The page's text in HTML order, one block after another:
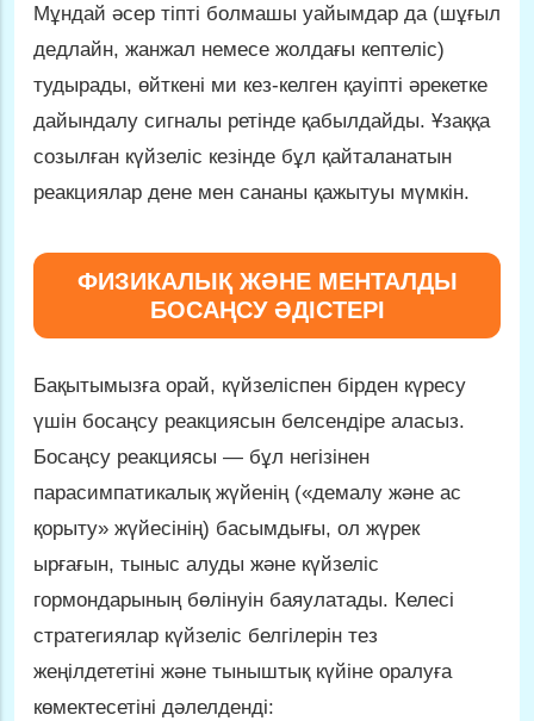
Мұндай әсер тіпті болмашы уайымдар да (шұғыл
дедлайн, жанжал немесе жолдағы кептеліс)
тудырады, өйткені ми кез-келген қауіпті әрекетке
дайындалу сигналы ретінде қабылдайды. Ұзаққа
созылған күйзеліс кезінде бұл қайталанатын
реакциялар дене мен сананы қажытуы мүмкін.
ФИЗИКАЛЫҚ ЖӘНЕ МЕНТАЛДЫ
БОСАҢСУ ӘДІСТЕРІ
Бақытымызға орай, күйзеліспен бірден күресу
үшін босаңсу реакциясын белсендіре аласыз.
Босаңсу реакциясы — бұл негізінен
парасимпатикалық жүйенің («демалу және ас
қорыту» жүйесінің) басымдығы, ол жүрек
ырғағын, тыныс алуды және күйзеліс
гормондарының бөлінуін баяулатады. Келесі
стратегиялар күйзеліс белгілерін тез
жеңілдететіні және тыныштық күйіне оралуға
көмектесетіні дәлелденді: